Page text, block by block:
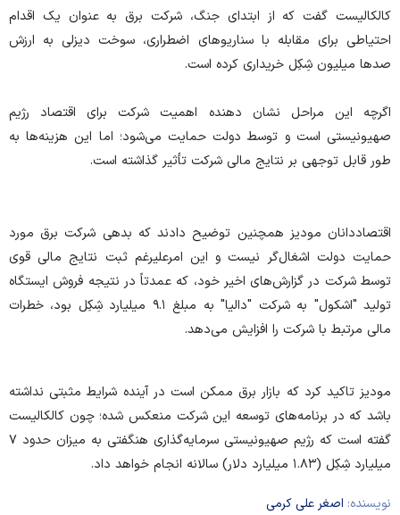
کالکالیست گفت که از ابتدای جنگ، شرکت برق به عنوان یک اقدام
احتیاطی برای مقابله با سناریو‌های اضطراری، سوخت دیزلی به ارزش
صد‌ها میلیون شِکِل خریداری کرده است.
اگرچه این مراحل نشان دهنده اهمیت شرکت برای اقتصاد رژیم
صهیونیستی است و توسط دولت حمایت می‌شود؛ اما این هزینه‌ها به
طور قابل توجهی بر نتایج مالی شرکت تأثیر گذاشته است.
اقتصاددانان مودیز همچنین توضیح دادند که بدهی شرکت برق مورد
حمایت دولت اشغال‌گر نیست و این امرعلیرغم ثبت نتایج مالی قوی
توسط شرکت در گزارش‌های اخیر خود، که عمدتاً در نتیجه فروش ایستگاه
تولید "اشکول" به شرکت "دالیا" به مبلغ ۹.۱ میلیارد شِکِل بود، خطرات
مالی مرتبط با شرکت را افزایش می‌دهد.
مودیز تاکید کرد که بازار برق ممکن است در آینده شرایط مثبتی نداشته
باشد که در برنامه‌های توسعه این شرکت منعکس شده؛ چون کالکالیست
گفته است که رژیم صهیونیستی سرمایه‌گذاری هنگفتی به میزان حدود ۷
میلیارد شِکِل (۱.۸۳ میلیارد دلار) سالانه انجام خواهد داد.
نویسنده: اصغر علی کرمی